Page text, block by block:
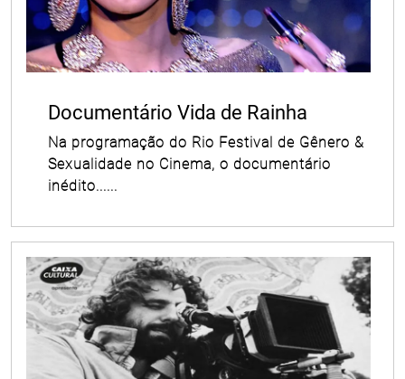
Documentário Vida de Rainha
Na programação do Rio Festival de Gênero &
Sexualidade no Cinema, o documentário​
inédito......